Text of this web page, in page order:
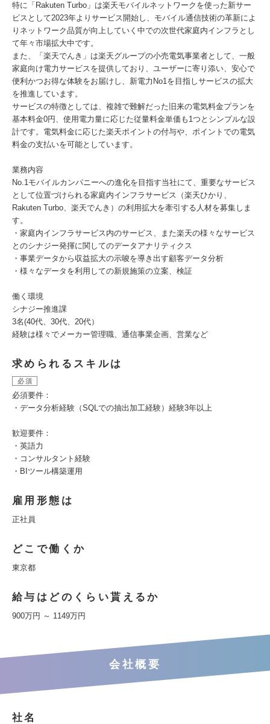
特に「Rakuten Turbo」は楽天モバイルネットワークを使った新サー
ビスとして2023年よりサービス開始し、モバイル通信技術の革新によ
りネットワーク品質が向上していく中での次世代家庭内インフラとし
て年々市場拡大中です。
また、「楽天でんき」は楽天グループの小売電気事業者として、一般
家庭向け電力サービスを提供しており、ユーザーに寄り添い、安心で
便利かつお得な体験をお届けし、新電力No1を目指しサービスの拡大
を推進しています。
サービスの特徴としては、複雑で難解だった旧来の電気料金プランを
基本料金0円、使用電力量に応じた従量料金単価も1つとシンプルな設
計です。電気料金に応じた楽天ポイントの付与や、ポイントでの電気
料金の支払いを可能としています。
業務内容
No.1モバイルカンパニーへの進化を目指す当社にて、重要なサービス
として位置づけられる家庭内インフラサービス（楽天ひかり、
Rakuten Turbo、楽天でんき）の利用拡大を牽引する人材を募集しま
す。
・家庭内インフラサービス内のサービス、また楽天の様々なサービス
とのシナジー発揮に関してのデータアナリティクス
・事業データから収益拡大の示唆を導き出す顧客データ分析
・様々なデータを利用しての新規施策の立案、検証
働く環境
シナジー推進課
3名(40代、30代、20代）
経験は様々でメーカー管理職、通信事業企画、営業など
求められるスキルは
必須
必須要件：
・データ分析経験（SQLでの抽出加工経験）経験3年以上
歓迎要件：
・英語力
・コンサルタント経験
・BIツール構築運用
雇用形態は
正社員
どこで働くか
東京都
給与はどのくらい貰えるか
900万円 ～ 1149万円
会社概要
社名